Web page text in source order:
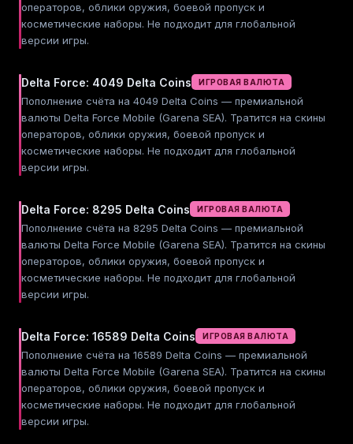
операторов, облики оружия, боевой пропуск и
косметические наборы. Не подходит для глобальной
версии игры.
Delta Force: 4049 Delta Coins ИГРОВАЯ ВАЛЮТА
Пополнение счёта на 4049 Delta Coins — премиальной
валюты Delta Force Mobile (Garena SEA). Тратится на скины
операторов, облики оружия, боевой пропуск и
косметические наборы. Не подходит для глобальной
версии игры.
Delta Force: 8295 Delta Coins ИГРОВАЯ ВАЛЮТА
Пополнение счёта на 8295 Delta Coins — премиальной
валюты Delta Force Mobile (Garena SEA). Тратится на скины
операторов, облики оружия, боевой пропуск и
косметические наборы. Не подходит для глобальной
версии игры.
Delta Force: 16589 Delta Coins ИГРОВАЯ ВАЛЮТА
Пополнение счёта на 16589 Delta Coins — премиальной
валюты Delta Force Mobile (Garena SEA). Тратится на скины
операторов, облики оружия, боевой пропуск и
косметические наборы. Не подходит для глобальной
версии игры.